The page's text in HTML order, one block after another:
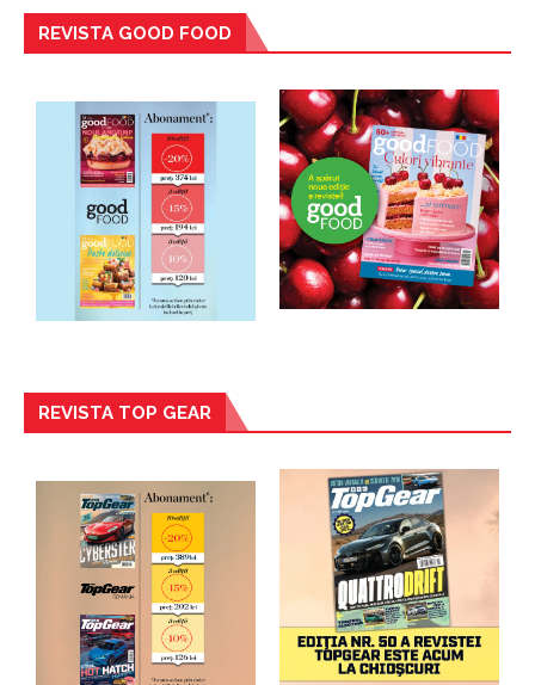
REVISTA GOOD FOOD
REVISTA TOP GEAR